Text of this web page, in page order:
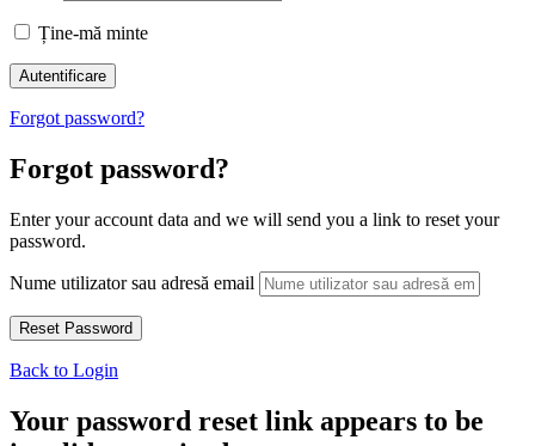
Ține-mă minte
Forgot password?
Forgot password?
Enter your account data and we will send you a link to reset your
password.
Nume utilizator sau adresă email
Back to Login
Your password reset link appears to be